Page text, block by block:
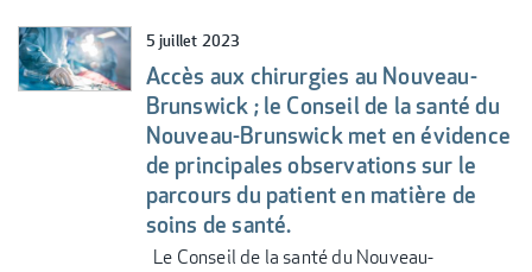
5 juillet 2023
Accès aux chirurgies au Nouveau-
Brunswick ; le Conseil de la santé du
Nouveau-Brunswick met en évidence
de principales observations sur le
parcours du patient en matière de
soins de santé.
Le Conseil de la santé du Nouveau-